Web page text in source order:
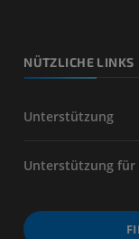
NÜTZLICHE LINKS
Unterstützung
Unterstützung für